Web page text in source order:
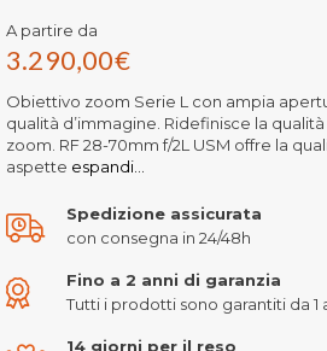
A partire da
3.290,00€
Obiettivo zoom Serie L con ampia
qualità d’immagine. Ridefinisce la
zoom. RF 28-70mm f/2L USM offre la
aspette espandi...
Spedizione assicurata
con consegna in 24/48h
Fino a 2 anni di garanzia
Tutti i prodotti sono garantiti da 1
14 giorni per il reso